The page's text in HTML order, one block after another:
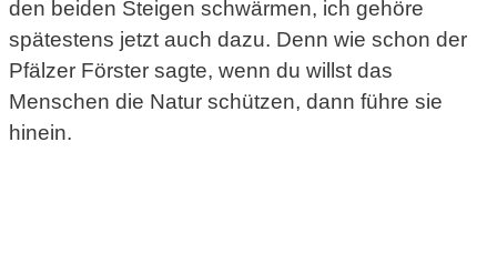
den beiden Steigen schwärmen, ich gehöre
spätestens jetzt auch dazu. Denn wie schon der
Pfälzer Förster sagte, wenn du willst das
Menschen die Natur schützen, dann führe sie
hinein.